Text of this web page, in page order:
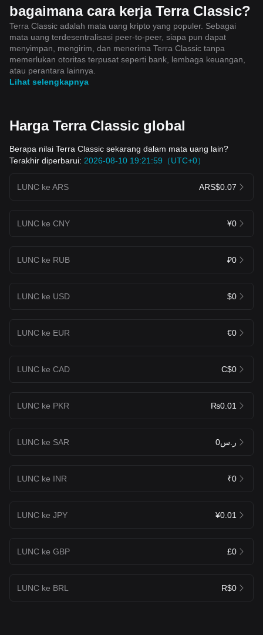
bagaimana cara kerja Terra Classic?
Terra Classic adalah mata uang kripto yang populer. Sebagai
mata uang terdesentralisasi peer-to-peer, siapa pun dapat
menyimpan, mengirim, dan menerima Terra Classic tanpa
memerlukan otoritas terpusat seperti bank, lembaga keuangan,
atau perantara lainnya.
Lihat selengkapnya
Harga Terra Classic global
Berapa nilai Terra Classic sekarang dalam mata uang lain?
Terakhir diperbarui: 2026-08-10 19:21:59（UTC+0）
LUNC ke ARS ARS$0.07
LUNC ke CNY ¥0
LUNC ke RUB ₽0
LUNC ke USD $0
LUNC ke EUR €0
LUNC ke CAD C$0
LUNC ke PKR ₨0.01
LUNC ke SAR ر.س0
LUNC ke INR ₹0
LUNC ke JPY ¥0.01
LUNC ke GBP £0
LUNC ke BRL R$0